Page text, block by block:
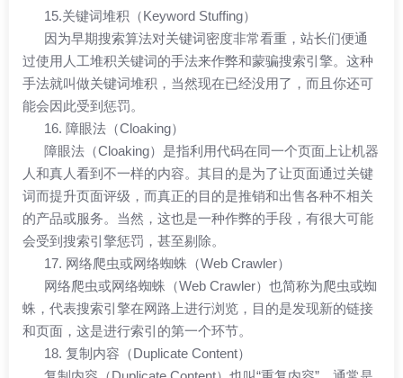
15.关键词堆积（Keyword Stuffing）
因为早期搜索算法对关键词密度非常看重，站长们便通
过使用人工堆积关键词的手法来作弊和蒙骗搜索引擎。这种
手法就叫做关键词堆积，当然现在已经没用了，而且你还可
能会因此受到惩罚。
16. 障眼法（Cloaking）
障眼法（Cloaking）是指利用代码在同一个页面上让机器
人和真人看到不一样的内容。其目的是为了让页面通过关键
词而提升页面评级，而真正的目的是推销和出售各种不相关
的产品或服务。当然，这也是一种作弊的手段，有很大可能
会受到搜索引擎惩罚，甚至剔除。
17. 网络爬虫或网络蜘蛛（Web Crawler）
网络爬虫或网络蜘蛛（Web Crawler）也简称为爬虫或蜘
蛛，代表搜索引擎在网路上进行浏览，目的是发现新的链接
和页面，这是进行索引的第一个环节。
18. 复制内容（Duplicate Content）